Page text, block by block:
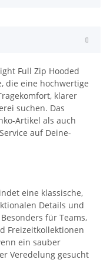
Full Zip Hooded
die eine hochwertige
klarer
suchen. Das
Artikel als auch
auf Deine-
eine klassische,
Details und
für Teams,
Freizeitkollektionen
ein sauber
Veredelung gesucht